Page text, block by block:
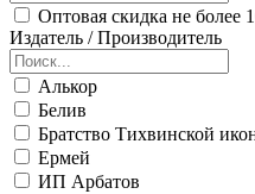
Оптовая скидка не более
Издатель / Производитель
Алькор
Белив
Братство Тихвинской
Ермей
ИП Арбатов